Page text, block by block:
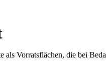
Vorratsflächen, die bei